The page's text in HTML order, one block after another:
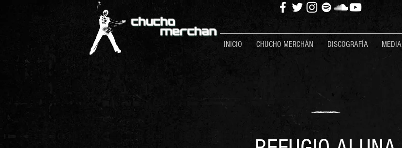
INICIO CHUCHO MERCHÁN DISCOGRAFÍA MEDIA